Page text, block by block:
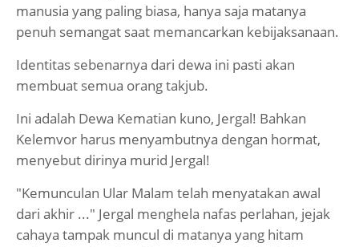
manusia yang paling biasa, hanya saja matanya
penuh semangat saat memancarkan kebijaksanaan.
Identitas sebenarnya dari dewa ini pasti akan
membuat semua orang takjub.
Ini adalah Dewa Kematian kuno, Jergal! Bahkan
Kelemvor harus menyambutnya dengan hormat,
menyebut dirinya murid Jergal!
"Kemunculan Ular Malam telah menyatakan awal
dari akhir ..." Jergal menghela nafas perlahan, jejak
cahaya tampak muncul di matanya yang hitam